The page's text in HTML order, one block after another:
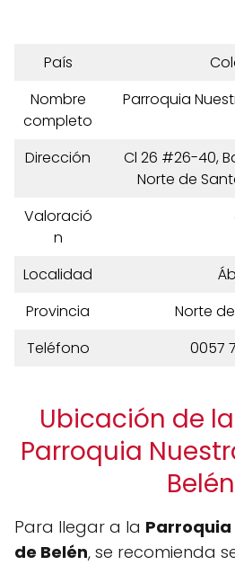
País
Nombre
completo
Parroquia
Dirección
Cl 26 #26-40,
Norte de
Valoració
n
Localidad
Provincia
Norte
Teléfono
0057
Ubicación de
Parroquia
Belén
Para llegar a la Parroquia
de Belén, se recomienda